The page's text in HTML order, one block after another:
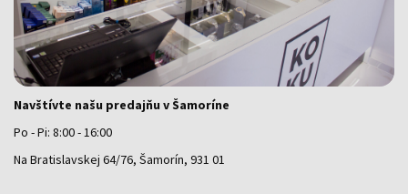
Navštívte našu predajňu v Šamoríne
Po - Pi: 8:00 - 16:00
Na Bratislavskej 64/76, Šamorín, 931 01